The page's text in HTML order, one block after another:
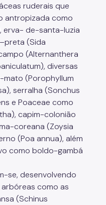
ruderais que
antropizada como
erva- de-santa-luzia
(Sida
(Alternanthera
diversas
(Porophyllum
serralha (Sonchus
e Poaceae como
capim-colonião
coreana (Zoysia
(Poa annua), além
como boldo-gambá
se, desenvolvendo
como as
(Schinus